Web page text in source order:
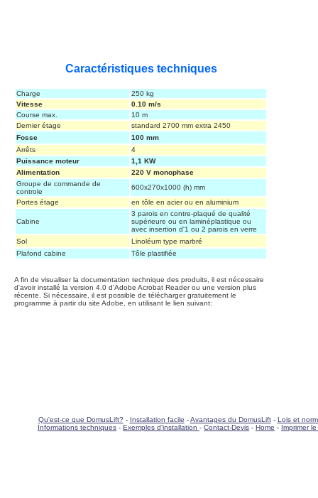
Caractéristiques techniques
Charge
250 kg
Vitesse
0.10 m/s
Course max.
10 m
Dernier étage
standard 2700 mm extra 2450
Fosse
100 mm
Arrêts
4
Puissance moteur
1,1 KW
Alimentation
220 V monophase
Groupe de commande de
controle
600x270x1000 (h) mm
Portes étage
en tôle en acier ou en aluminium
Cabine
3 parois en contre-plaqué de qualité
supérieure ou en laminéplastique ou
avec insertion d'1 ou 2 parois en verre
Sol
Linoléum type marbré
Plafond cabine
Tôle plastifiée
A fin de visualiser la documentation technique des produits, il est nécessaire
d'avoir installé la version 4.0 d'Adobe Acrobat Reader ou une version plus
récente. Si nécessaire, il est possible de télécharger gratuitement le
programme à partir du site Adobe, en utilisant le lien suivant:
Qu'est-ce que DomusLift? - Installation facile -Avantages du DomusLift- Lois et
Informations techniques - Exemples d'installation - Contact-Devis - Home - Imprimer